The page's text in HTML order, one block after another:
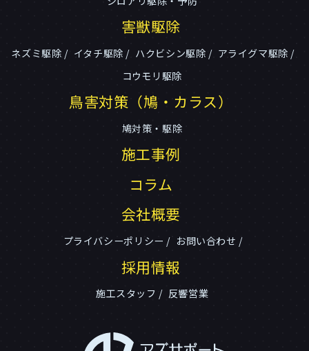
害獣駆除
ネズミ駆除 イタチ駆除 ハクビシン駆除
アライグマ駆除
コウモリ駆除
鳥害対策（鳩・カラス）
鳩対策・駆除
施工事例
コラム
会社概要
プライバシーポリシー お問い合わせ
採用情報
施工スタッフ 反響営業